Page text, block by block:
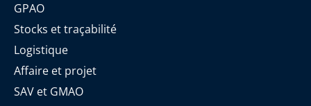
GPAO
Stocks et traçabilité
Logistique
Affaire et projet
SAV et GMAO